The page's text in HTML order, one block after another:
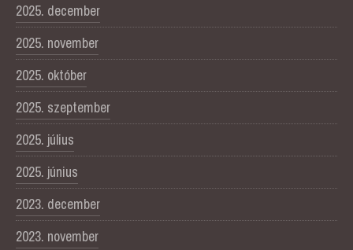
2025. december
2025. november
2025. október
2025. szeptember
2025. július
2025. június
2023. december
2023. november